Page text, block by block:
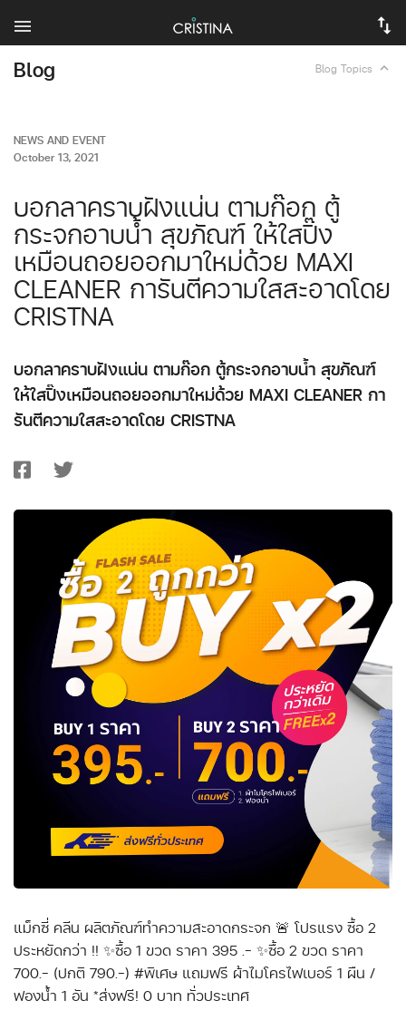
Blog Topics expand_less
Blog
NEWS AND EVENT
October 13, 2021
บอกลาคราบฝังแน่น ตามก๊อก ตู้
กระจกอาบน้ำ สุขภัณฑ์ ให้ใสปิ๊ง
เหมือนถอยออกมาใหม่ด้วย MAXI
CLEANER การันตีความใสสะอาดโดย
CRISTNA
บอกลาคราบฝังแน่น ตามก๊อก ตู้กระจกอาบน้ำ สุขภัณฑ์
ให้ใสปิ๊งเหมือนถอยออกมาใหม่ด้วย MAXI CLEANER กา
รันตีความใสสะอาดโดย CRISTNA
แม็กซี่ คลีน ผลิตภัณฑ์ทำความสะอาดกระจก 🚨 โปรแรง ซื้อ 2
ประหยัดกว่า !! ✨ซื้อ 1 ขวด ราคา 395 .- ✨ซื้อ 2 ขวด ราคา
700.- (ปกติ 790.-) #พิเศษ แถมฟรี ผ้าไมโครไฟเบอร์ 1 ผืน /
ฟองน้ำ 1 อัน *ส่งฟรี! 0 บาท ทั่วประเทศ